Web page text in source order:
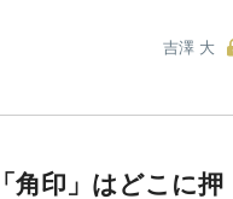
吉澤 大
印」はどこに押